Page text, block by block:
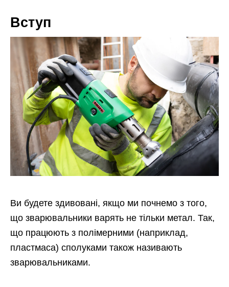
Вступ
Ви будете здивовані, якщо ми почнемо з того,
що зварювальники варять не тільки метал. Так,
що працюють з полімерними (наприклад,
пластмаса) сполуками також називають
зварювальниками.